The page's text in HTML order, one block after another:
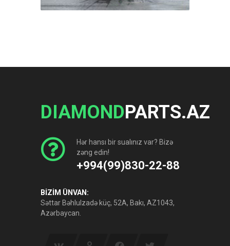
DIAMONDPARTS.AZ
Hər hansı bir sualınız var? Bizə
zəng edin!
+994(99)830-22-88
BİZİM ÜNVAN:
Səttar Bəhlulzadə küç, 52A, Bakı, AZ1043,
Azərbaycan.